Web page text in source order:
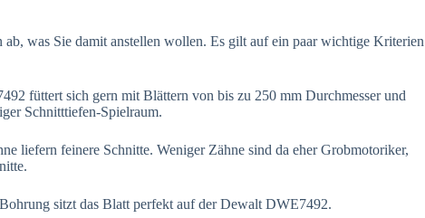
ab, was Sie damit anstellen wollen. Es gilt auf ein paar wichtige Kriterien
füttert sich gern mit Blättern von bis zu 250 mm Durchmesser und
Schnitttiefen-Spielraum.
liefern feinere Schnitte. Weniger Zähne sind da eher Grobmotoriker,
sitzt das Blatt perfekt auf der Dewalt DWE7492.